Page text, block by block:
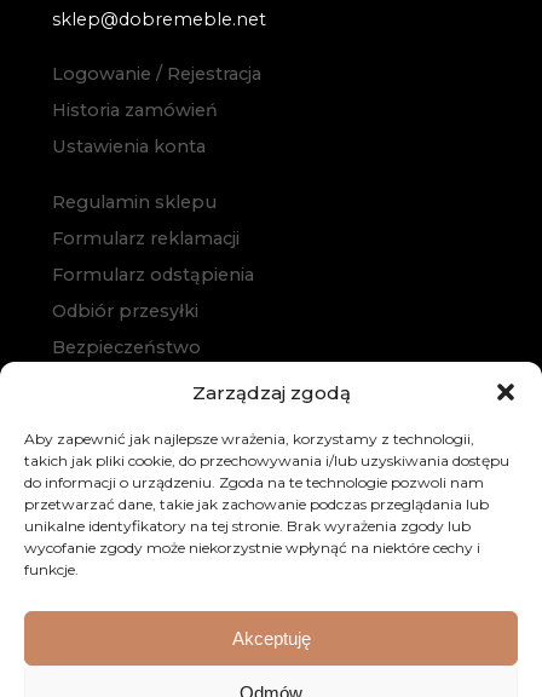
Zarządzaj zgodą
Aby zapewnić jak najlepsze wrażenia, korzystamy z technologii,
takich jak pliki cookie, do przechowywania i/lub uzyskiwania dostępu
do informacji o urządzeniu. Zgoda na te technologie pozwoli nam
przetwarzać dane, takie jak zachowanie podczas przeglądania lub
unikalne identyfikatory na tej stronie. Brak wyrażenia zgody lub
wycofanie zgody może niekorzystnie wpłynąć na niektóre cechy i
funkcje.
Akceptuję
Odmów
sklep@dobremeble.net
Logowanie / Rejestracja
Historia zamówień
Ustawienia konta
Regulamin sklepu
Formularz reklamacji
Formularz odstąpienia
Odbiór przesyłki
Bezpieczeństwo
Polityka prywatności
Zakup na raty
Kontakt
© 2026 Dobre Meble. Wszystkie prawa zastrzeżone.